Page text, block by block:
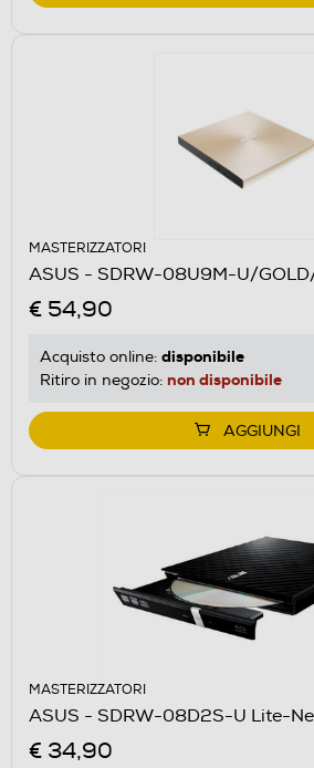
MASTERIZZATORI
ASUS - SDRW-08U9M-U/
€ 54,90
Acquisto online: disponibile
Ritiro in negozio: non disponibile
AGGIUNGI
MASTERIZZATORI
ASUS - SDRW-08D2S-U Lite-
€ 34,90